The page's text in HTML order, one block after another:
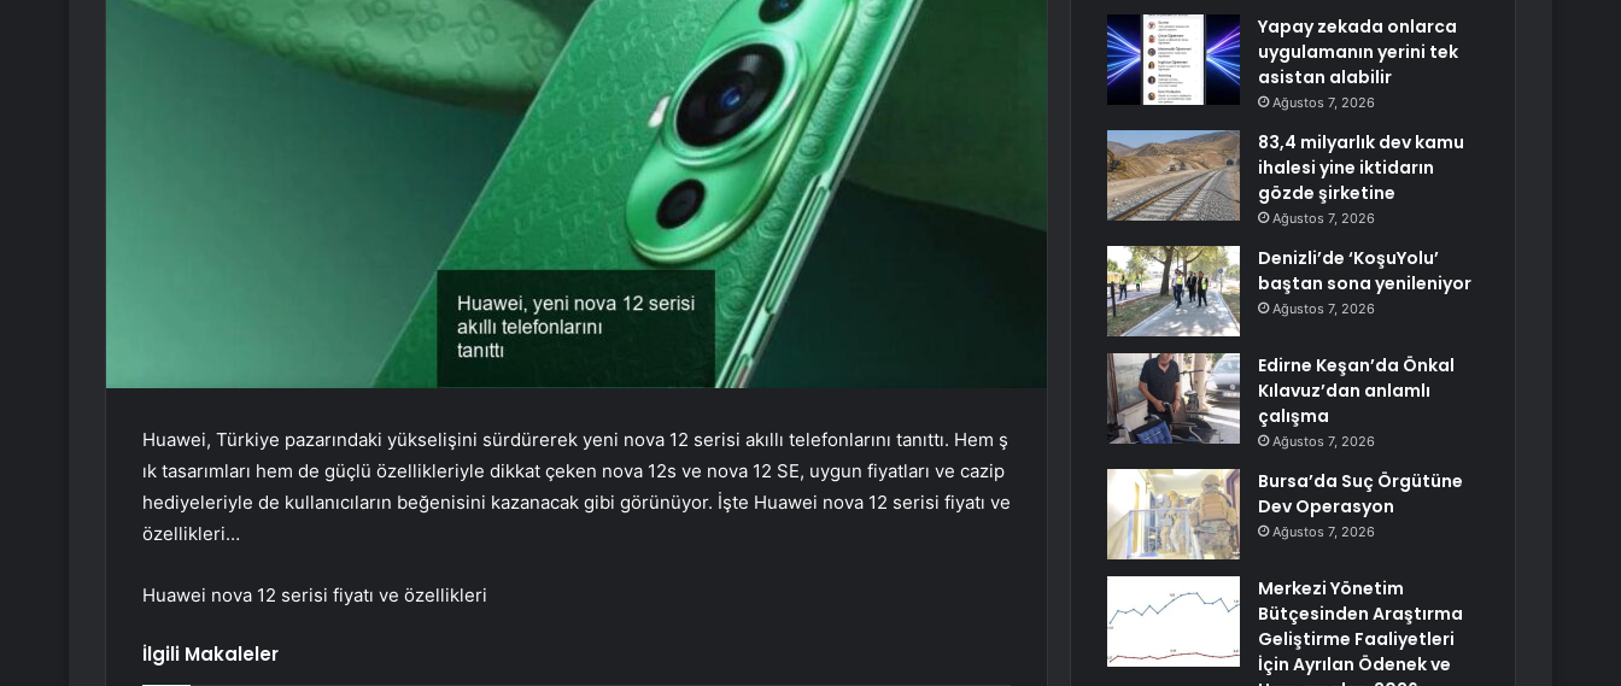
Huawei, Türkiye pazarındaki yükselişini sürdürerek yeni nova 12 serisi akıllı telefonlarını tanıttı. Hem ş
ık tasarımları hem de güçlü özellikleriyle dikkat çeken nova 12s ve nova 12 SE, uygun fiyatları ve cazip
hediyeleriyle de kullanıcıların beğenisini kazanacak gibi görünüyor. İşte Huawei nova 12 serisi fiyatı ve
özellikleri…
Huawei nova 12 serisi fiyatı ve özellikleri
İlgili Makaleler
Yapay zekada onlarca
uygulamanın yerini tek
asistan alabilir
Ağustos 7, 2026
83,4 milyarlık dev kamu
ihalesi yine iktidarın
gözde şirketine
Ağustos 7, 2026
Denizli’de ‘KoşuYolu’
baştan sona yenileniyor
Ağustos 7, 2026
Edirne Keşan’da Önkal
Kılavuz’dan anlamlı
çalışma
Ağustos 7, 2026
Bursa’da Suç Örgütüne
Dev Operasyon
Ağustos 7, 2026
Merkezi Yönetim
Bütçesinden Araştırma
Geliştirme Faaliyetleri
İçin Ayrılan Ödenek ve